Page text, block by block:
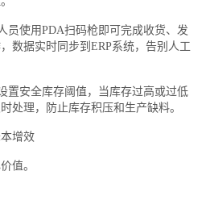
使用PDA扫码枪即可完成收货、发
数据实时同步到ERP系统，告别人工
安全库存阈值，当库存过高或过低
处理，防止库存积压和生产缺料。
增效
值。